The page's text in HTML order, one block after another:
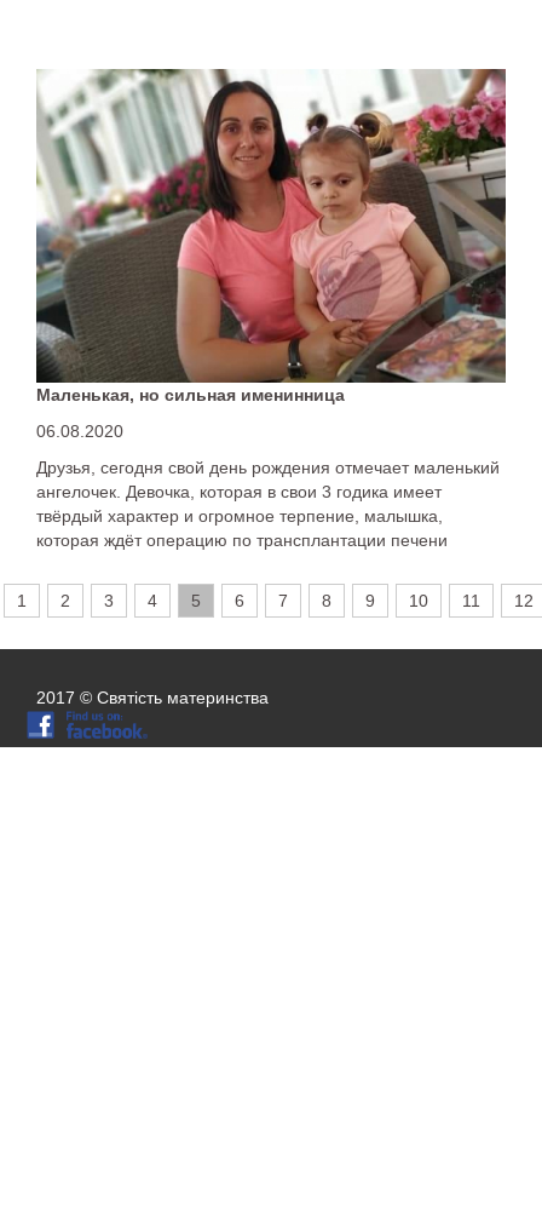
Маленькая, но сильная именинница
06.08.2020
Друзья, сегодня свой день рождения отмечает маленький
ангелочек. Девочка, которая в свои 3 годика имеет
твёрдый характер и огромное терпение, малышка,
которая ждёт операцию по трансплантации печени
1
2 3 4 5 6 7 8 9 10 11 12
2017 © Святість материнства